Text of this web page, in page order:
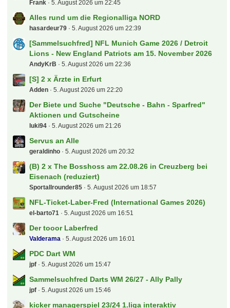
Letzte Beiträge
Kino-Tipp-Fred
peksim 6. August 2026 um 07:19
[B] 1x Die Toten Hosen Düsseldorf, 10.07.2027
Schockse 6. August 2026 um 07:01
Die Toten Hosen on Tour
laxi 6. August 2026 um 03:49
Tickets für die Premier League +++ Fragen und
Antworten Thread !!!
Georg1911 6. August 2026 um 00:16
(B) 2 + 8x Roy Bianco und die Abbrunzati Boys in
Bonn
flo87 5. August 2026 um 23:31
Alles rund um die Regionalliga NORD-OST
fabian17 5. August 2026 um 22:49
Grüße aus dem Pott
Frank 5. August 2026 um 22:45
Alles rund um die Regionalliga NORD
hasardeur79 5. August 2026 um 22:39
[Sammelsuchfred] NFL Munich Game 2026 / Detroit
Lions - New England Patriots am 15. November 2026
AndyKrB 5. August 2026 um 22:36
[S] 2 x Ärzte in Erfurt